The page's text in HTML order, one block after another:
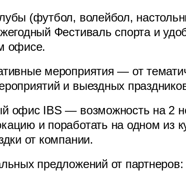
(футбол, волейбол,
Фестиваль спорта и
офисе.
мероприятия — от
и выездных
офис IBS — возможность на 2
и поработать на одном из
от компании.
предложений от партнеров: